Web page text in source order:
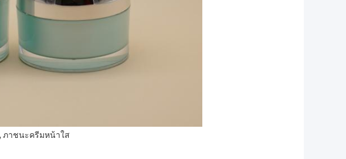
, ภาชนะครีมหน้าใส